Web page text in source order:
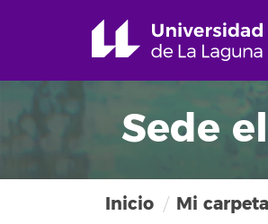
Sede
Inicio Mi